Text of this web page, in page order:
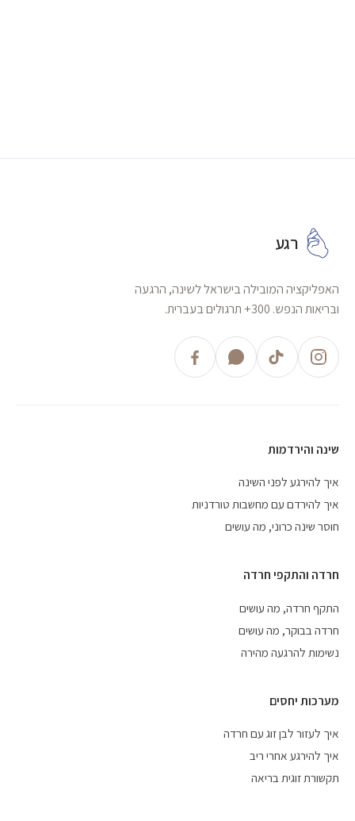
רגע
האפליקציה המובילה בישראל לשינה, הרגעה
ובריאות הנפש. 300+ תרגולים בעברית.
שינה והירדמות
איך להירגע לפני השינה
איך להירדם עם מחשבות טורדניות
חוסר שינה כרוני, מה עושים
חרדה והתקפי חרדה
התקף חרדה, מה עושים
חרדה בבוקר, מה עושים
נשימות להרגעה מהירה
מערכות יחסים
איך לעזור לבן זוג עם חרדה
איך להירגע אחרי ריב
תקשורת זוגית בריאה